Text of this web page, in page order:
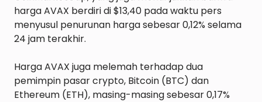
harga AVAX berdiri di $13,40 pada waktu pers
menyusul penurunan harga sebesar 0,12% selama
24 jam terakhir.
Harga AVAX juga melemah terhadap dua
pemimpin pasar crypto, Bitcoin (BTC) dan
Ethereum (ETH), masing-masing sebesar 0,17%